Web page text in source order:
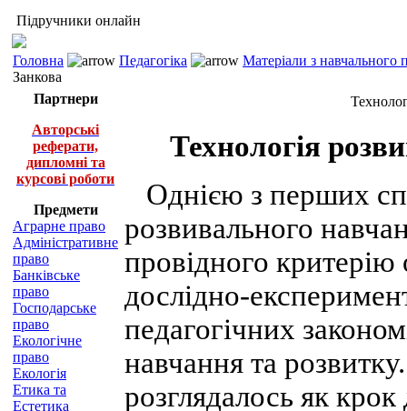
Підручники онлайн
Головна Педагогіка
Матеріали з навчального
Занкова
Партнери
Авторські
реферати,
дипломні та
курсові роботи
Предмети
Аграрне право
Адміністративне
право
Банківське
право
Господарське
право
Екологічне
право
Екологія
Етика та
Естетика
Технологія
Однією з перших
розвивального
провідного
дослідно-
педагогічних
навчання та
розглядалось як